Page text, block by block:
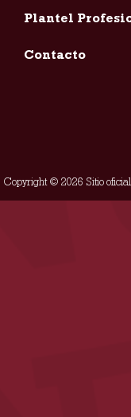
Plantel
Contacto
Copyright © 2026 Sitio